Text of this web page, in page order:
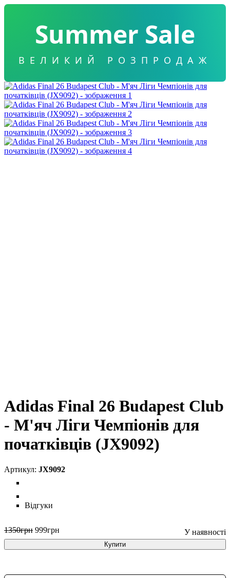
Summer Sale
ВЕЛИКИЙ РОЗПРОДАЖ
Adidas Final 26 Budapest Club
- М'яч Ліги Чемпіонів для
початківців (JX9092)
JX9092
Відгуки
1350грн 999грн
Купити